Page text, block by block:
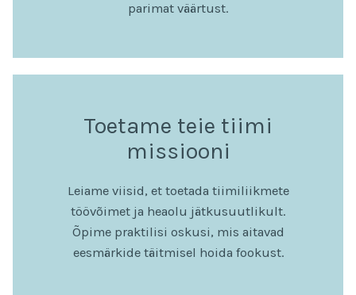
parimat väärtust.
Toetame teie tiimi
missiooni
Leiame viisid, et toetada tiimiliikmete
töövõimet ja heaolu jätkusuutlikult.
Õpime praktilisi oskusi, mis aitavad
eesmärkide täitmisel hoida fookust.